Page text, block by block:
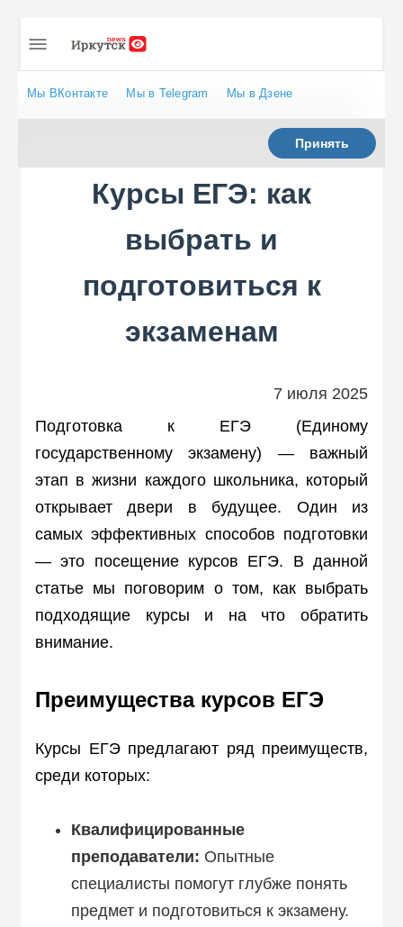
Мы ВКонтакте Мы в Telegram Мы в Дзене
Принять
Курсы ЕГЭ: как
выбрать и
подготовиться к
экзаменам
7 июля 2025
Подготовка к ЕГЭ (Единому
государственному экзамену) — важный
этап в жизни каждого школьника, который
открывает двери в будущее. Один из
самых эффективных способов подготовки
— это посещение курсов ЕГЭ. В данной
статье мы поговорим о том, как выбрать
подходящие курсы и на что обратить
внимание.
Преимущества курсов ЕГЭ
Курсы ЕГЭ предлагают ряд преимуществ,
среди которых:
Квалифицированные
преподаватели: Опытные
специалисты помогут глубже понять
предмет и подготовиться к экзамену.